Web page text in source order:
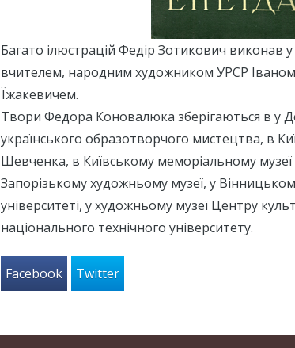
Багато ілюстрацій Федір Зотикович виконав у
вчителем, народним художником УРСР
Їжакевичем.
Твори Федора Коновалюка зберігаються в у
українського образотворчого мистецтва, в
Шевченка, в Київському меморіальному
Запорізькому художньому музеї, у
університеті, у художньому музеї Центру
національного технічного університету.
Facebook Twitter